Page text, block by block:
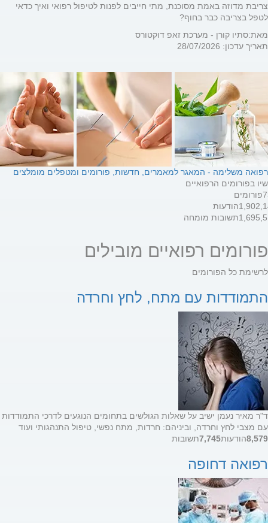
צריבת מדוזה באמת מסוכנת, מתי חייבים לפנות לטיפול רפואי ואיך כדאי
לטפל בצריבה כבר בחוף?
מאת:סתיו קורן - מערכת זאפ דוקטורס
תאריך עדכון: 28/07/2026
רפואה משלימה - המאגר למאמרים, חדשות, פורומים ומטפלים מומלצים
בפורומים הרפואיים
פורומים
הודעות
תשובות מומחה
פורומים רפואיים מובילים
לרשימת כל הפורומים
התמודדות עם מתח, לחץ וחרדה
ד"ר מאיר נעמן ישיב על שאלות הגולשים בתחומים הנוגעים לדרכי התמודדות
עם מצבי לחץ וחרדה, וביניהם: חרדות, מתח נפשי, טיפול התנהגותי ועוד
8,579הודעות7,745תשובות
רפואה דחופה